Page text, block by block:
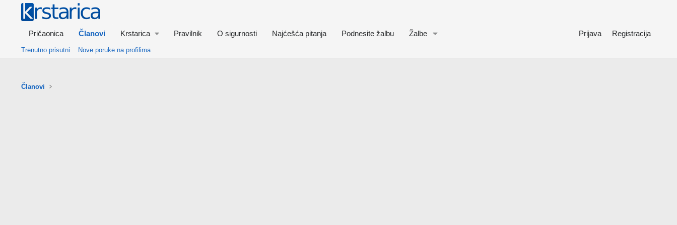
Pričaonica Članovi Krstarica Pravilnik O sigurnosti Najćešća pitanja Podnesite žalbu Žalbe Prijava Registracija
Trenutno prisutni Nove poruke na profilima
Članovi